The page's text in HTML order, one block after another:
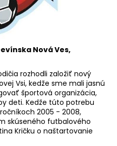
Nová Ves,
rozhodli založiť nový
Vsi, kedže sme mali jasnú
športová organizácia,
deti. Kedže túto potrebu
2005 - 2008,
skúseného futbalového
Kričku o naštartovanie